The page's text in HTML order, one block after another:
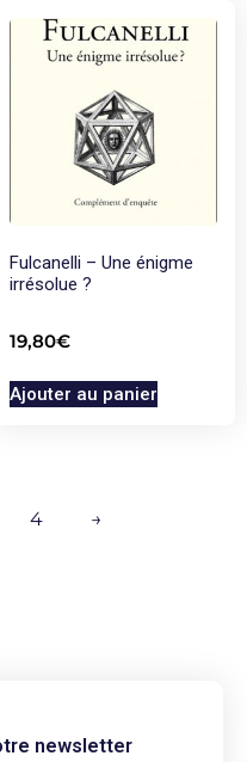
Fulcanelli – Une énigme
irrésolue ?
19,80€
Ajouter au panier
4 →
newsletter